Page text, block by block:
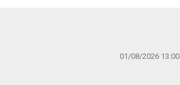
01/08/2026 13:00